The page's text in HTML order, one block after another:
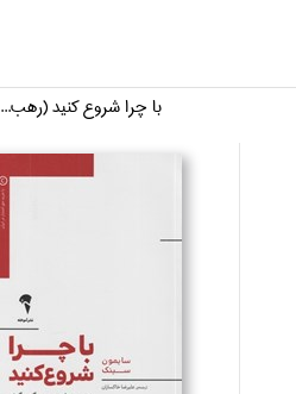
با چرا شروع كنيد (رهب...